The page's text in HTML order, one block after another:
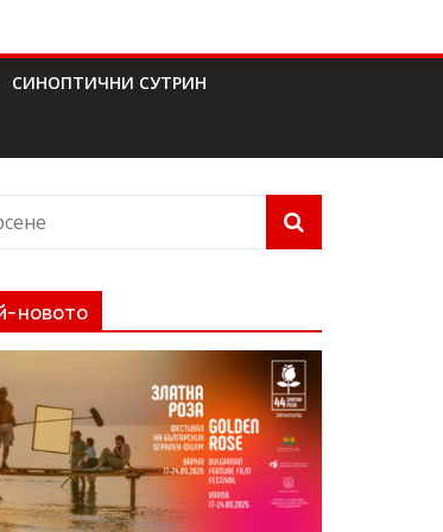
СИНОПТИЧНИ СУТРИН
новото